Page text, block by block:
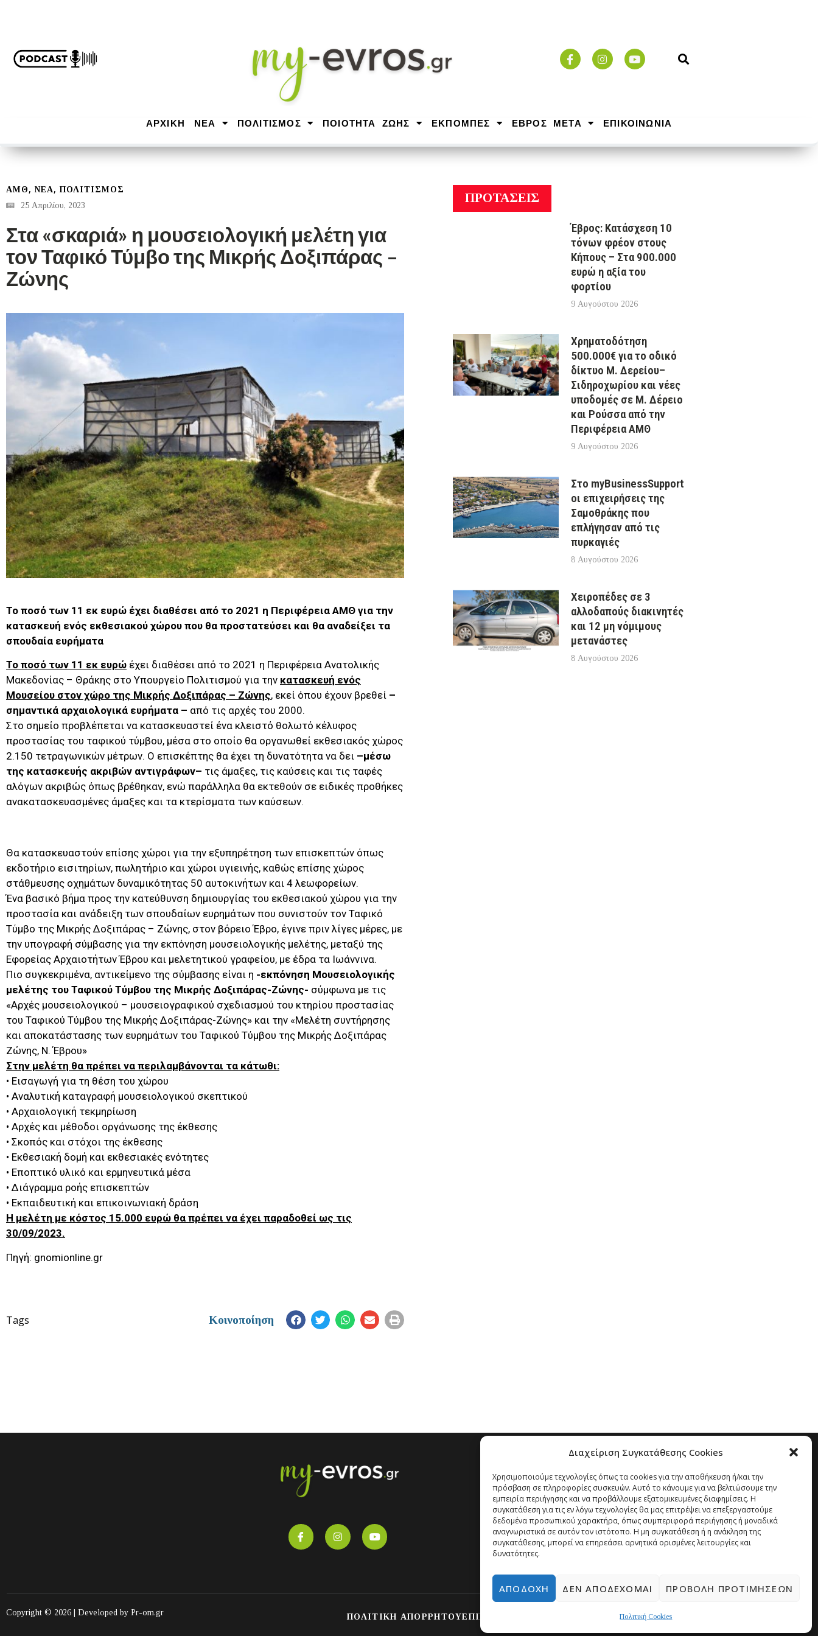
Διαχείριση Συγκατάθεσης Cookies
Χρησιμοποιούμε τεχνολογίες όπως τα cookies για την αποθήκευση ή/και την
πρόσβαση σε πληροφορίες συσκευών. Αυτό το κάνουμε για να βελτιώσουμε την
εμπειρία περιήγησης και να προβάλλουμε εξατομικευμένες διαφημίσεις. Η
συγκατάθεση για τις εν λόγω τεχνολογίες θα μας επιτρέψει να επεξεργαστούμε
δεδομένα προσωπικού χαρακτήρα, όπως συμπεριφορά περιήγησης ή μοναδικά
αναγνωριστικά σε αυτόν τον ιστότοπο. Η μη συγκατάθεση ή η ανάκληση της
συγκατάθεσης, μπορεί να επηρεάσει αρνητικά ορισμένες λειτουργίες και
δυνατότητες.
ΑΠΟΔΟΧΉ ΔΕΝ ΑΠΟΔΈΧΟΜΑΙ ΠΡΟΒΟΛΉ ΠΡΟΤΙΜΉΣΕΩΝ
Πολιτική Cookies
ΑΡΧΙΚΉ ΝΕΑ ΠΟΛΙΤΙΣΜΟΣ ΠΟΙΟΤΗΤΑ ΖΩΗΣ ΕΚΠΟΜΠΕΣ ΕΒΡΟΣ ΜΕΤΑ ΕΠΙΚΟΙΝΩΝΙΑ
ΑΜΘ , ΝΕΑ,ΠΟΛΙΤΙΣΜΟΣ
25 Απριλίου, 2023
Στα «σκαριά» η μουσειολογική μελέτη για
τον Ταφικό Τύμβο της Μικρής Δοξιπάρας –
Ζώνης
Το ποσό των 11 εκ ευρώ έχει διαθέσει από το 2021 η Περιφέρεια ΑΜΘ για την
κατασκευή ενός εκθεσιακού χώρου που θα προστατεύσει και θα αναδείξει τα
σπουδαία ευρήματα
Το ποσό των 11 εκ ευρώ έχει διαθέσει από το 2021 η Περιφέρεια Ανατολικής
Μακεδονίας – Θράκης στο Υπουργείο Πολιτισμού για την κατασκευή ενός
Μουσείου στον χώρο της Μικρής Δοξιπάρας – Ζώνης, εκεί όπου έχουν βρεθεί –
σημαντικά αρχαιολογικά ευρήματα – από τις αρχές του 2000.
Στο σημείο προβλέπεται να κατασκευαστεί ένα κλειστό θολωτό κέλυφος
προστασίας του ταφικού τύμβου, μέσα στο οποίο θα οργανωθεί εκθεσιακός χώρος
2.150 τετραγωνικών μέτρων. Ο επισκέπτης θα έχει τη δυνατότητα να δει –μέσω
της κατασκευής ακριβών αντιγράφων– τις άμαξες, τις καύσεις και τις ταφές
αλόγων ακριβώς όπως βρέθηκαν, ενώ παράλληλα θα εκτεθούν σε ειδικές προθήκες
ανακατασκευασμένες άμαξες και τα κτερίσματα των καύσεων.
Θα κατασκευαστούν επίσης χώροι για την εξυπηρέτηση των επισκεπτών όπως
εκδοτήριο εισιτηρίων, πωλητήριο και χώροι υγιεινής, καθώς επίσης χώρος
στάθμευσης οχημάτων δυναμικότητας 50 αυτοκινήτων και 4 λεωφορείων.
Ένα βασικό βήμα προς την κατεύθυνση δημιουργίας του εκθεσιακού χώρου για την
προστασία και ανάδειξη των σπουδαίων ευρημάτων που συνιστούν τον Ταφικό
Τύμβο της Μικρής Δοξιπάρας – Ζώνης, στον βόρειο Έβρο, έγινε πριν λίγες μέρες, με
την υπογραφή σύμβασης για την εκπόνηση μουσειολογικής μελέτης, μεταξύ της
Εφορείας Αρχαιοτήτων Έβρου και μελετητικού γραφείου, με έδρα τα Ιωάννινα.
Πιο συγκεκριμένα, αντικείμενο της σύμβασης είναι η -εκπόνηση Μουσειολογικής
μελέτης του Ταφικού Τύμβου της Μικρής Δοξιπάρας-Ζώνης- σύμφωνα με τις
«Αρχές μουσειολογικού – μουσειογραφικού σχεδιασμού του κτηρίου προστασίας
του Ταφικού Τύμβου της Μικρής Δοξιπάρας-Ζώνης» και την «Μελέτη συντήρησης
και αποκατάστασης των ευρημάτων του Ταφικού Τύμβου της Μικρής Δοξιπάρας
Ζώνης, Ν. Έβρου»
Στην μελέτη θα πρέπει να περιλαμβάνονται τα κάτωθι:
• Εισαγωγή για τη θέση του χώρου
• Αναλυτική καταγραφή μουσειολογικού σκεπτικού
• Αρχαιολογική τεκμηρίωση
• Αρχές και μέθοδοι οργάνωσης της έκθεσης
• Σκοπός και στόχοι της έκθεσης
• Εκθεσιακή δομή και εκθεσιακές ενότητες
• Εποπτικό υλικό και ερμηνευτικά μέσα
• Διάγραμμα ροής επισκεπτών
• Εκπαιδευτική και επικοινωνιακή δράση
Η μελέτη με κόστος 15.000 ευρώ θα πρέπει να έχει παραδοθεί ως τις
30/09/2023.
Πηγή: gnomionline.gr
Tags Κοινοποίηση
ΠΡΟΤΑΣΕΙΣ
Έβρος: Κατάσχεση 10
τόνων φρέον στους
Κήπους – Στα 900.000
ευρώ η αξία του
φορτίου
9 Αυγούστου 2026
Χρηματοδότηση
500.000€ για το οδικό
δίκτυο Μ. Δερείου–
Σιδηροχωρίου και νέες
υποδομές σε Μ. Δέρειο
και Ρούσσα από την
Περιφέρεια ΑΜΘ
9 Αυγούστου 2026
Στο myBusinessSupport
οι επιχειρήσεις της
Σαμοθράκης που
επλήγησαν από τις
πυρκαγιές
8 Αυγούστου 2026
Χειροπέδες σε 3
αλλοδαπούς διακινητές
και 12 μη νόμιμους
μετανάστες
8 Αυγούστου 2026
Copyright © 2026 | Developed by Pr-om.gr ΠΟΛΙΤΙΚΗ ΑΠΟΡΡΗΤΟΥΕΠΙΚΟΙΝΩΝΙΑ